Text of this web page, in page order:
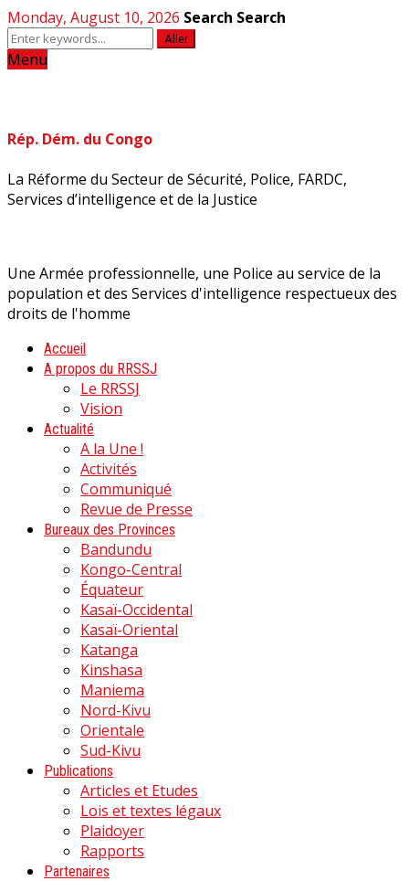
Monday, August 10, 2026 Search Search
Aller
Menu
Rép. Dém. du Congo
La Réforme du Secteur de Sécurité, Police, FARDC,
Services d’intelligence et de la Justice
Une Armée professionnelle, une Police au service de la
population et des Services d'intelligence respectueux des
droits de l'homme
Accueil
A propos du RRSSJ
Le RRSSJ
Vision
Actualité
A la Une !
Activités
Communiqué
Revue de Presse
Bureaux des Provinces
Bandundu
Kongo-Central
Équateur
Kasaï-Occidental
Kasaï-Oriental
Katanga
Kinshasa
Maniema
Nord-Kivu
Orientale
Sud-Kivu
Publications
Articles et Etudes
Lois et textes légaux
Plaidoyer
Rapports
Partenaires